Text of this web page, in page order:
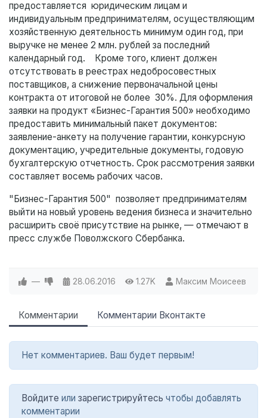
предоставляется юридическим лицам и
индивидуальным предпринимателям, осуществляющим
хозяйственную деятельность минимум один год, при
выручке не менее 2 млн. рублей за последний
календарный год. Кроме того, клиент должен
отсутствовать в реестрах недобросовестных
поставщиков, а снижение первоначальной цены
контракта от итоговой не более 30%. Для оформления
заявки на продукт «Бизнес-Гарантия 500» необходимо
предоставить минимальный пакет документов:
заявление-анкету на получение гарантии, конкурсную
документацию, учредительные документы, годовую
бухгалтерскую отчетность. Срок рассмотрения заявки
составляет восемь рабочих часов.
"Бизнес-Гарантия 500" позволяет предпринимателям
выйти на новый уровень ведения бизнеса и значительно
расширить своё присутствие на рынке, — отмечают в
пресс службе Поволжского Сбербанка.
— 28.06.2016 1.27K Максим Моисеев
Комментарии Комментарии Вконтакте
Нет комментариев. Ваш будет первым!
Войдите или зарегистрируйтесь чтобы добавлять
комментарии